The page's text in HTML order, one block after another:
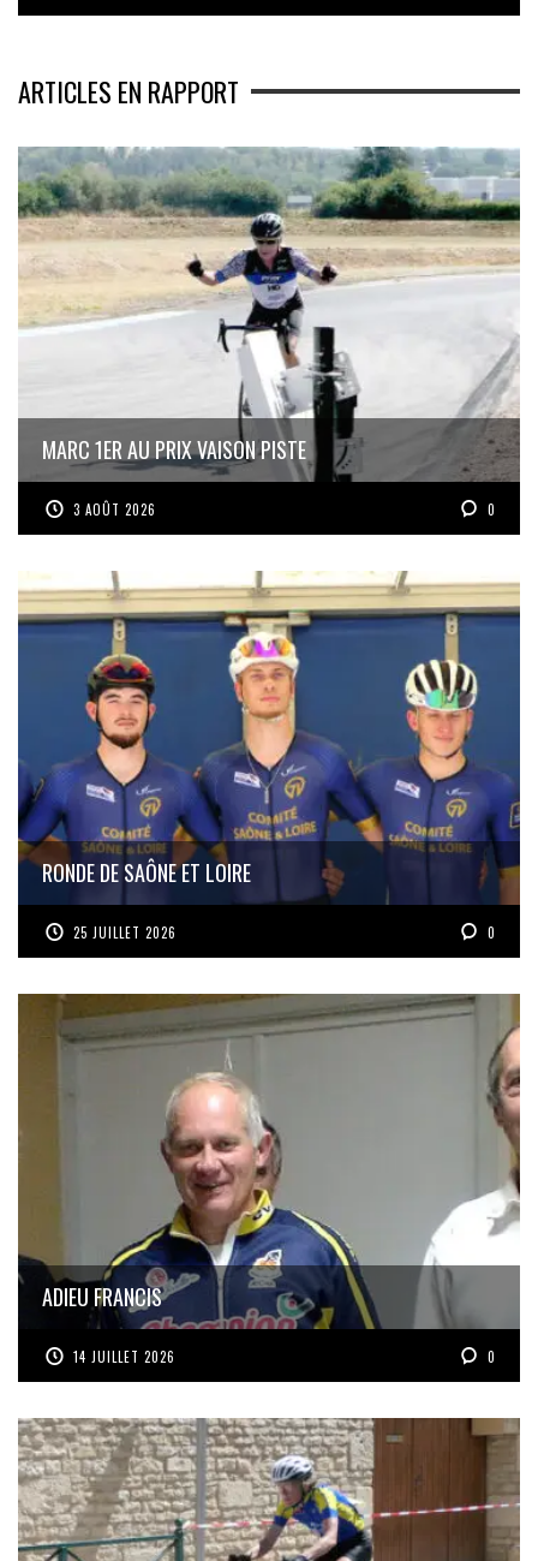
ARTICLES EN RAPPORT
MARC 1ER AU PRIX VAISON PISTE
3 AOÛT 2026 0
RONDE DE SAÔNE ET LOIRE
25 JUILLET 2026 0
ADIEU FRANCIS
14 JUILLET 2026 0